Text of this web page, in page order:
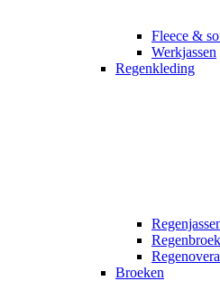
Fleece &
Werkjassen
Regenkleding
Broeken